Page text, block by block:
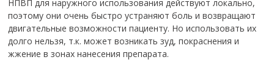
НПВП для наружного использования действуют локально,
поэтому они очень быстро устраняют боль и возвращают
двигательные возможности пациенту. Но использовать их
долго нельзя, т.к. может возникать зуд, покраснения и
жжение в зонах нанесения препарата.